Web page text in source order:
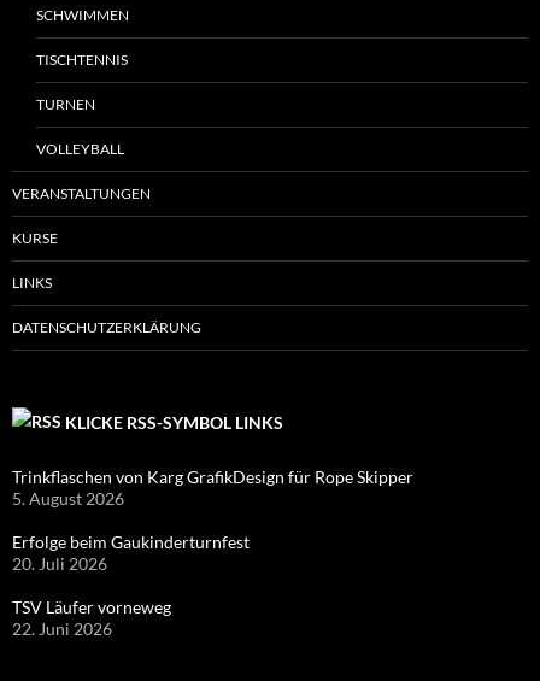
SCHWIMMEN
TISCHTENNIS
TURNEN
VOLLEYBALL
VERANSTALTUNGEN
KURSE
LINKS
DATENSCHUTZERKLÄRUNG
KLICKE RSS-SYMBOL LINKS
Trinkflaschen von Karg GrafikDesign für Rope Skipper
5. August 2026
Erfolge beim Gaukinderturnfest
20. Juli 2026
TSV Läufer vorneweg
22. Juni 2026